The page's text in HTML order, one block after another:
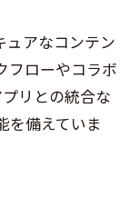
ュアなコンテン
フローやコラボ
リとの統合な
を備えていま